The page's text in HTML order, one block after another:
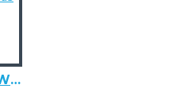
Alpha innotec Alira LWD lauko monoblokas su vidaus komponentu hidraulikos bokštu HTD, 7.7/8.5 kW (trifazis)